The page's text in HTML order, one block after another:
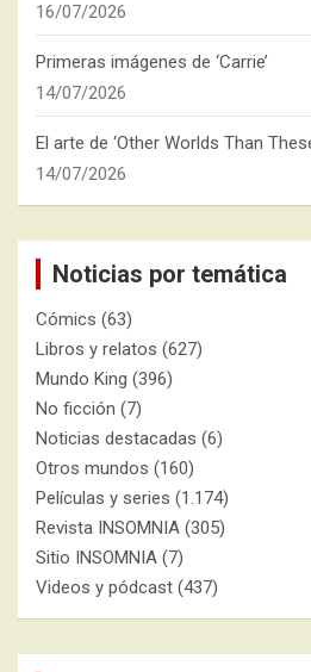
16/07/2026
Primeras imágenes de ‘Carrie’
14/07/2026
El arte de ‘Other Worlds Than
14/07/2026
Noticias por temática
Cómics (63)
Libros y relatos (627)
Mundo King (396)
No ficción (7)
Noticias destacadas (6)
Otros mundos (160)
Películas y series (1.174)
Revista INSOMNIA (305)
Sitio INSOMNIA (7)
Videos y pódcast (437)